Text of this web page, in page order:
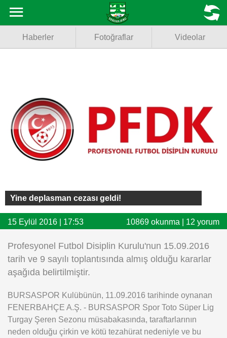
Fotoğraflar
Voleybol
Puan Durumu
Facebook
Twitter
Instagram
Android
iOS
MENU
Haberler Fotoğraflar Videolar
Yine deplasman cezası geldi!
15 Eylül 2016 | 17:53 10869 okunma | 12 yorum
Profesyonel Futbol Disiplin Kurulu'nun 15.09.2016
tarih ve 9 sayılı toplantısında almış olduğu kararlar
aşağıda belirtilmiştir.
BURSASPOR Kulübünün, 11.09.2016 tarihinde oynanan
FENERBAHÇE A.Ş. - BURSASPOR Spor Toto Süper Lig
Turgay Şeren Sezonu müsabakasında, taraftarlarının
neden olduğu çirkin ve kötü tezahürat nedeniyle ve bu